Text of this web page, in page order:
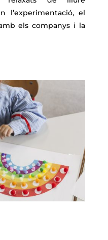
l’experimentació, el
els companys i la